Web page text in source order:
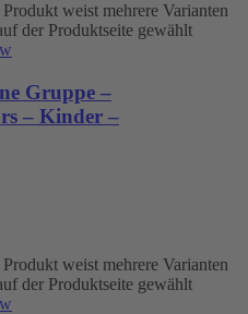
Produkt weist mehrere Varianten
der Produktseite gewählt
Gruppe –
– Kinder –
Produkt weist mehrere Varianten
der Produktseite gewählt